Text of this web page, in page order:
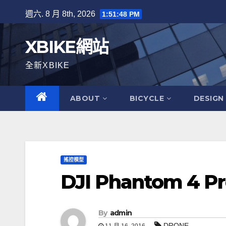
to
週六. 8 月 8th, 2026 1:51:49 PM
XBIKE網站
全新XBIKE
ABOUT BICYCLE DESIGN
搖控模型
DJI Phantom 4
By admin